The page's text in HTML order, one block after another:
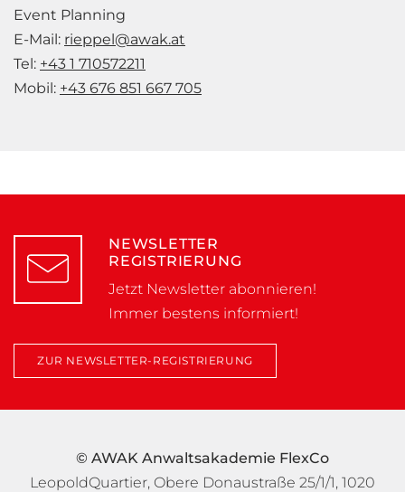
Event Planning
E-Mail: rieppel@awak.at
Tel: +43 1 710572211
Mobil: +43 676 851 667 705
NEWSLETTER
REGISTRIERUNG
Jetzt Newsletter abonnieren!
Immer bestens informiert!
ZUR NEWSLETTER-REGISTRIERUNG
© AWAK Anwaltsakademie FlexCo
LeopoldQuartier, Obere Donaustraße 25/1/1, 1020